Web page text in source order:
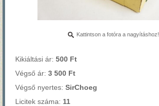
Kattintson a fotóra a nagyításhoz!
Kikiáltási ár: 500 Ft
Végső ár: 3 500 Ft
Végső nyertes: SirChoeg
Licitek száma: 11